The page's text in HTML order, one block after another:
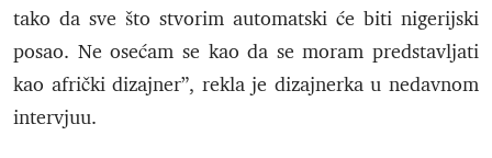
tako da sve što stvorim automatski će biti nigerijski
posao. Ne osećam se kao da se moram predstavljati
kao afrički dizajner”, rekla je dizajnerka u nedavnom
intervjuu.